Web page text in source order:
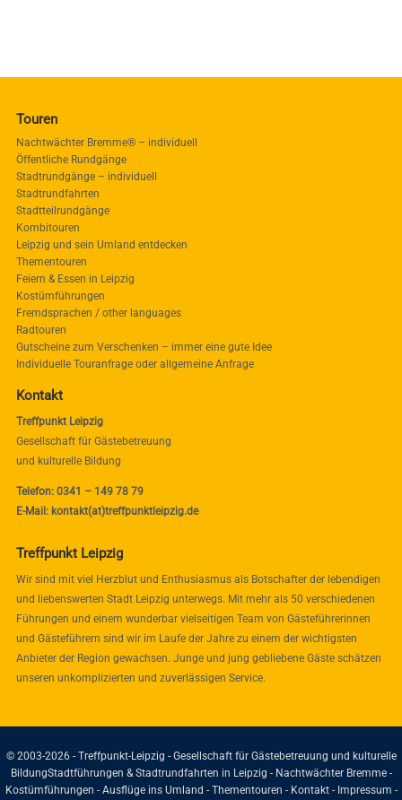
Touren
Nachtwächter Bremme® – individuell
Öffentliche Rundgänge
Stadtrundgänge – individuell
Stadtrundfahrten
Stadtteilrundgänge
Kombitouren
Leipzig und sein Umland entdecken
Thementouren
Feiern & Essen in Leipzig
Kostümführungen
Fremdsprachen / other languages
Radtouren
Gutscheine zum Verschenken – immer eine gute Idee
Individuelle Touranfrage oder allgemeine Anfrage
Kontakt
Treffpunkt Leipzig
Gesellschaft für Gästebetreuung
und kulturelle Bildung
Telefon: 0341 – 149 78 79
E-Mail: kontakt(at)treffpunktleipzig.de
Treffpunkt Leipzig
Wir sind mit viel Herzblut und Enthusiasmus als Botschafter der lebendigen
und liebenswerten Stadt Leipzig unterwegs. Mit mehr als 50 verschiedenen
Führungen und einem wunderbar vielseitigen Team von Gästeführerinnen
und Gästeführern sind wir im Laufe der Jahre zu einem der wichtigsten
Anbieter der Region gewachsen. Junge und jung gebliebene Gäste schätzen
unseren unkomplizierten und zuverlässigen Service.
© 2003-2026 - Treffpunkt-Leipzig - Gesellschaft für Gästebetreuung und kulturelle
BildungStadtführungen & Stadtrundfahrten in Leipzig - Nachtwächter Bremme -
Kostümführungen - Ausflüge ins Umland - Thementouren - Kontakt- Impressum -